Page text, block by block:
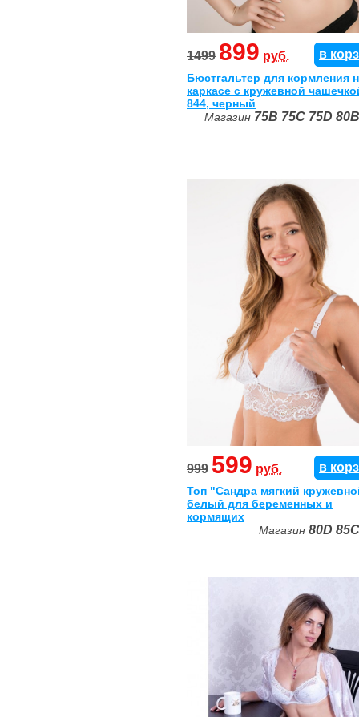
1499 899 руб. в
Бюстгальтер для кормления
каркасе с кружевной
844, черный
Магазин 75B 75C 75D
999 599 руб. в
Топ "Сандра мягкий
белый для беременных и
кормящих
Магазин 80D